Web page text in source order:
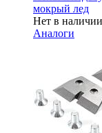
мокрый лед
Нет в наличии
Аналоги